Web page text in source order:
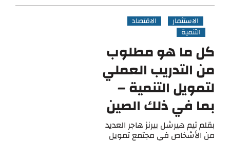
الاستثمار
الاقتصاد
التنمية
كل ما هو مطلوب
من التدريب العملي
لتمويل التنمية –
بما في ذلك الصين
بقلم تيم هيرشل بيرنز هاجر العديد
من الأشخاص في مجتمع تمويل